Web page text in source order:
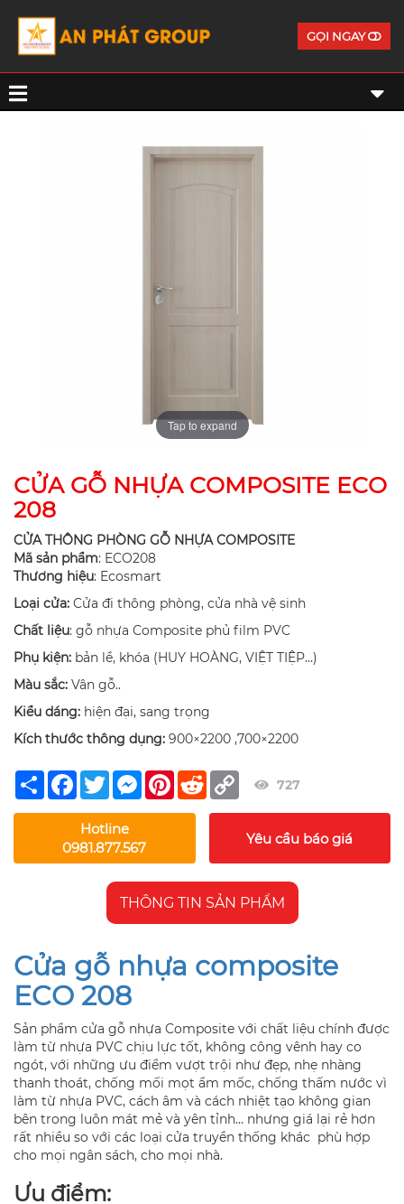
GỌI NGAY
Tap to expand
CỬA GỖ NHỰA COMPOSITE ECO
208
CỬA THÔNG PHÒNG GỖ NHỰA COMPOSITE
Mã sản phẩm: ECO208
Thương hiệu: Ecosmart
Loại cửa: Cửa đi thông phòng, cửa nhà vệ sinh
Chất liệu: gỗ nhựa Composite phủ film PVC
Phụ kiện: bản lề, khóa (HUY HOÀNG, VIỆT TIỆP…)
Màu sắc: Vân gỗ..
Kiểu dáng: hiện đại, sang trọng
Kích thước thông dụng: 900×2200 ,700×2200
Share Facebook
TwitterMessengerPinterest
Reddit Copy
Link
727
Hotline
0981.877.567
Yêu cầu báo giá
THÔNG TIN SẢN PHẨM
Cửa gỗ nhựa composite
ECO 208
Sản phẩm cửa gỗ nhựa Composite với chất liệu chính được
làm từ nhựa PVC chịu lực tốt, không công vênh hay co
ngót, với những ưu điểm vượt trội như đẹp, nhẹ nhàng
thanh thoát, chống mối mọt ẩm mốc, chống thấm nước vì
làm từ nhựa PVC, cách âm và cách nhiệt tạo không gian
bên trong luôn mát mẻ và yên tỉnh… nhưng giá lại rẻ hơn
rất nhiều so với các loại cửa truyền thống khác phù hợp
cho mọi ngân sách, cho mọi nhà.
Ưu điểm: